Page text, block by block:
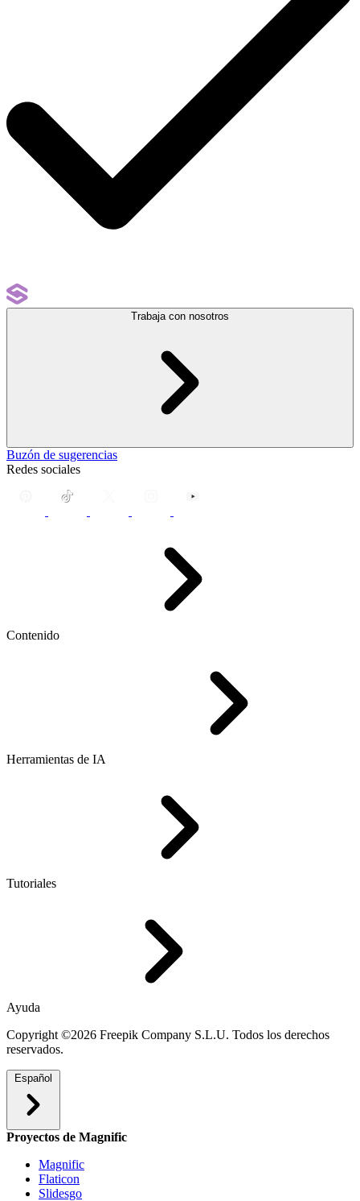
Trabaja con nosotros
Buzón de sugerencias
Redes sociales
Contenido
Herramientas de IA
Tutoriales
Ayuda
Copyright ©2026 Freepik Company S.L.U. Todos los derechos
reservados.
Español
Proyectos de Magnific
Magnific
Flaticon
Slidesgo